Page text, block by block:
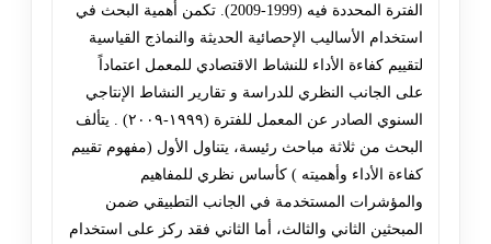
الفترة المحددة فيه (1999-2009). تكمن أهمية البحث في
استخدام الأساليب الإحصائية الحديثة والنماذج القياسية
لتقييم كفاءة الأداء للنشاط الاقتصادي للمعمل اعتماداً
على الجانب النظري للدراسة و تقارير النشاط الإنتاجي
السنوي الصادر عن المعمل للفترة (١٩٩٩-٢٠٠٩) . يتألف
البحث من ثلاثة مباحث رئيسة، يتناول الأول (مفهوم تقييم
كفاءة الأداء وأهميته ) كأساس نظري للمفاهيم
والمؤشرات المستخدمة في الجانب التطبيقي ضمن
المبحثين الثاني والثالث، أما الثاني فقد ركز على استخدام